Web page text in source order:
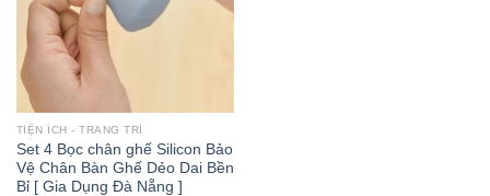
TIỆN ÍCH - TRANG TRÍ
Set 4 Bọc chân ghế Silicon Bảo
Vệ Chân Bàn Ghế Dẻo Dai Bền
Bỉ [ Gia Dụng Đà Nẵng ]